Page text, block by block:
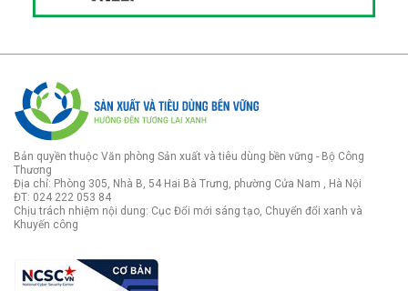
Bản quyền thuộc Văn phòng Sản xuất và tiêu dùng bền vững - Bộ Công
Thương
Địa chỉ: Phòng 305, Nhà B, 54 Hai Bà Trưng, phường Cửa Nam , Hà Nội
ĐT: 024 222 053 84
Chịu trách nhiệm nội dung: Cục Đổi mới sáng tạo, Chuyển đổi xanh và
Khuyến công